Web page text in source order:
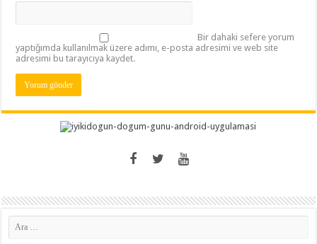
Bir dahaki sefere yorum
yaptığımda kullanılmak üzere adımı, e-posta adresimi ve web site
adresimi bu tarayıcıya kaydet.